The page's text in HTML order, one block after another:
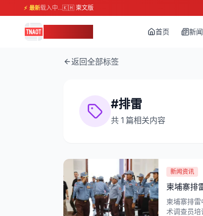
⚡ 最新载入中...🇰🇭 柬文版
首页 新闻
返回全部标签
#排雷
共 1 篇相关内容
新闻资讯
柬埔寨排
柬埔寨排
术调查员培